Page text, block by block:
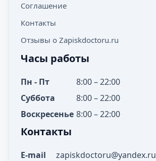
Соглашение
Контакты
Отзывы о Zapiskdoctoru.ru
Часы работы
Пн - Пт
8:00 – 22:00
Суббота
8:00 – 22:00
Воскресенье 8:00 – 22:00
Контакты
E-mail zapiskdoctoru@yandex.ru